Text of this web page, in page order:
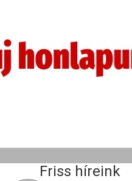
Friss híreink